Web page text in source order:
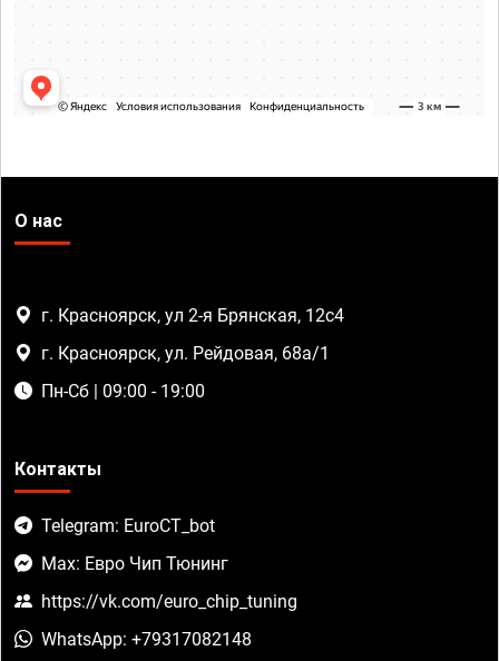
О нас
г. Красноярск, ул 2-я Брянская, 12с4
г. Красноярск, ул. Рейдовая, 68а/1
Пн-Сб | 09:00 - 19:00
Контакты
Telegram: EuroCT_bot
Max: Евро Чип Тюнинг
https://vk.com/euro_chip_tuning
WhatsApp: +79317082148